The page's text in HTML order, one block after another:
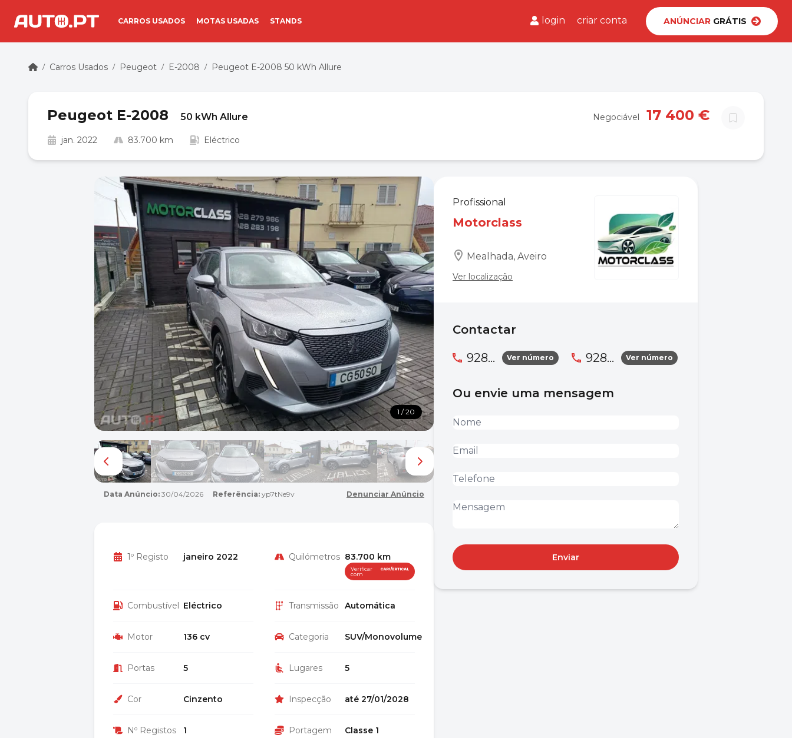
CARROS USADOS MOTAS USADAS STANDS login criar conta ANÚNCIARGRÁTIS
/ Carros Usados / Peugeot / E-2008 / Peugeot E-2008 50 kWh Allure
Peugeot E-2008 50 kWh Allure
jan. 2022 83.700 km Eléctrico
17 400 €
Negociável
1 / 20
Data Anúncio: 30/04/2026 Referência: yp7tNe9v Denunciar Anúncio
1º Registo janeiro 2022 Quilómetros 83.700 km
Verificar
com
Combustível Eléctrico Transmissão Automática
Motor 136 cv Categoria SUV/Monovolume
Portas 5 Lugares 5
Cor Cinzento Inspecção até 27/01/2028
Nº Registos 1 Portagem Classe 1
Profissional
Motorclass
Mealhada, Aveiro
Ver localização
Contactar
928...
Ver número 928... Ver número
Ou envie uma mensagem
Enviar